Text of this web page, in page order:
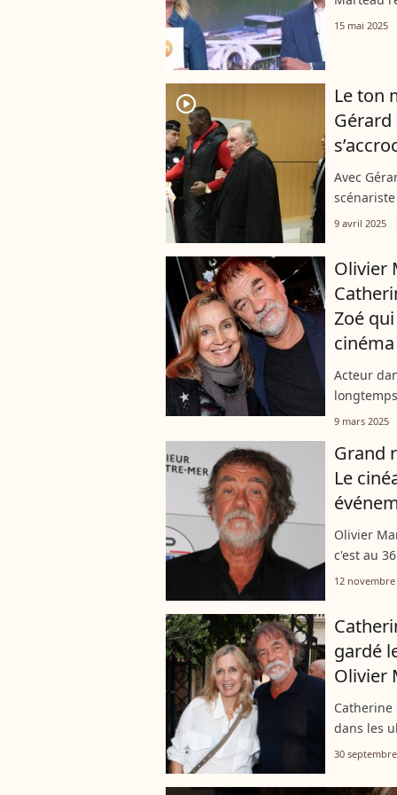
sur le
15 mai 2025
player2
Le ton
Avec
au regard
9 avril 2025
Olivier
Zoé
cinéma
Acteur
enfants,
9 mars 2025
Grand
Le
Olivier
c'est au
judiciaire,
12 novembre
gardé
Olivier
Catherine
dans les
depuis
30